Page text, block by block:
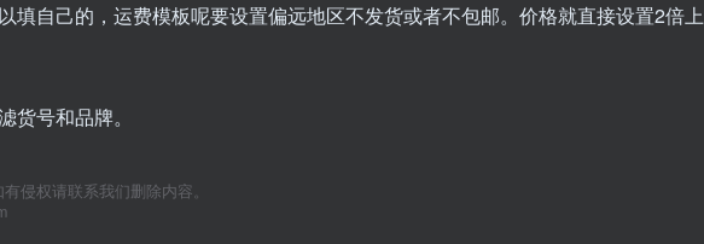
填自己的，运费模板呢要设置偏远地区不发货或者不包邮。价格就直接设置2倍上
货号和品牌。
侵权请联系我们删除内容。